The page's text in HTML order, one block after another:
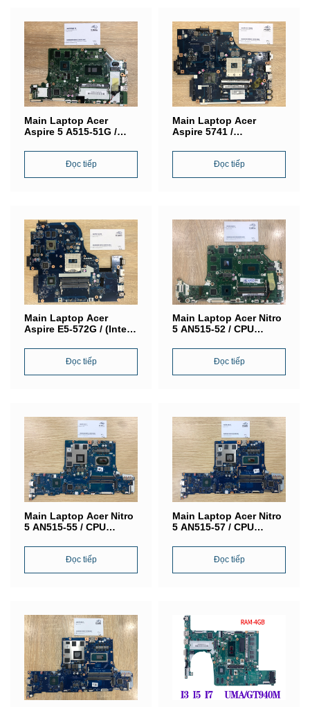
Main Laptop Acer
Aspire 5 A515-51G /
6500U) / VGA NVIDIA
GeForce 940M / LA-
E892P
Đọc tiếp
Main Laptop Acer
Aspire 5741 /
Đọc tiếp
Main Laptop Acer
Aspire E5-572G / (Intel®
GeForce 840M / LA-
Đọc tiếp
Main Laptop Acer Nitro
5 AN515-52 / CPU
8750H) / VGA NVIDIA
GeForce GTX 1050 / LA-
F952P
Đọc tiếp
Main Laptop Acer Nitro
5 AN515-55 / CPU
10300U) / VGA NVIDIA
GeForce GTX 1650/ LA-
J871P
Đọc tiếp
Main Laptop Acer Nitro
5 AN515-57 / CPU
11400U) / VGA NVIDIA
GeForce GTX 1650 / LA-
L181P
Đọc tiếp